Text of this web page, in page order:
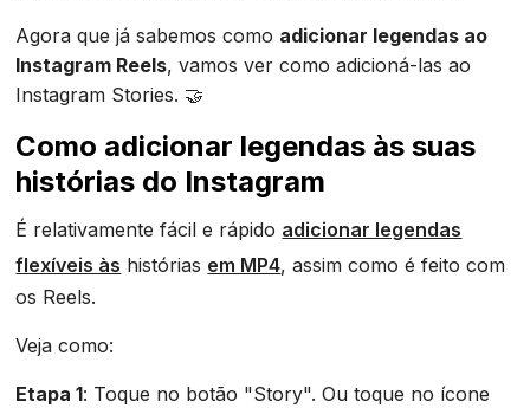
Agora que já sabemos como adicionar legendas ao
Instagram Reels, vamos ver como adicioná-las ao
Instagram Stories. 🤝
Como adicionar legendas às suas
histórias do Instagram
É relativamente fácil e rápido adicionar legendas
flexíveis às histórias em MP4, assim como é feito com
os Reels.
Veja como:
Etapa 1: Toque no botão "Story". Ou toque no ícone